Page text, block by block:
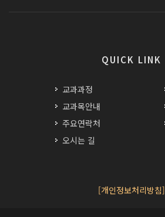
QUICK LINK
교과과정
교과목안내
주요연락처
오시는 길
[개인정보처리방침]